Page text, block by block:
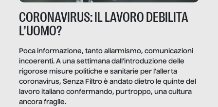
CORONAVIRUS: IL LAVORO DEBILITA
L’UOMO?
Poca informazione, tanto allarmismo, comunicazioni
incoerenti. A una settimana dall’introduzione delle
rigorose misure politiche e sanitarie per l’allerta
coronavirus, Senza Filtro è andato dietro le quinte del
lavoro italiano confermando, purtroppo, una cultura
ancora fragile.